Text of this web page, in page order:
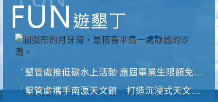
墾管處推低碳水上活動 應屆畢業生限額免費參加
墾管處攜手南瀛天文館 打造沉浸式天文探索營隊